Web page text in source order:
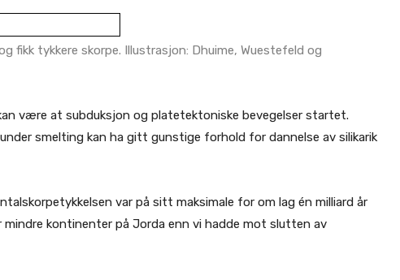
fikk tykkere skorpe. Illustrasjon: Dhuime, Wuestefeld og
være at subduksjon og platetektoniske bevegelser startet.
smelting kan ha gitt gunstige forhold for dannelse av silikarik
var på sitt maksimale for om lag én milliard år
kontinenter på Jorda enn vi hadde mot slutten av